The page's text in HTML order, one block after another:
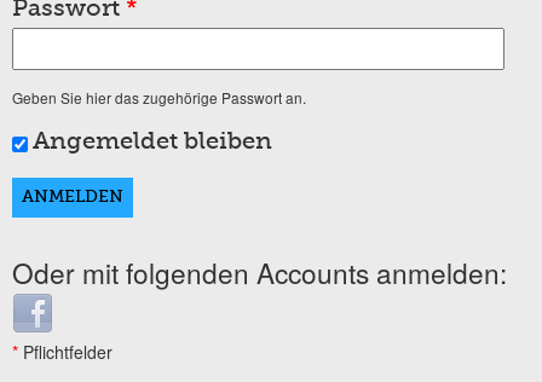
Passwort *
Geben Sie hier das zugehörige Passwort an.
Angemeldet bleiben
Oder mit folgenden Accounts anmelden:
Login with Facebook
* Pflichtfelder